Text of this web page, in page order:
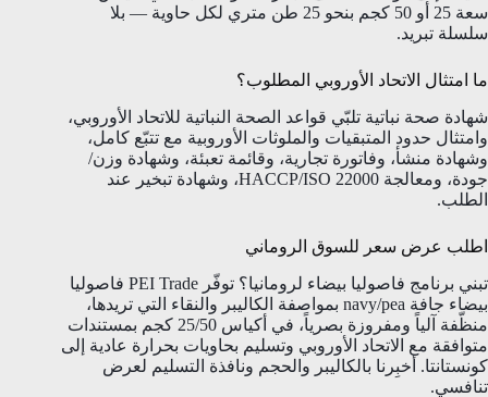
سعة 25 أو 50 كجم بنحو 25 طن متري لكل حاوية — بلا
سلسلة تبريد.
ما امتثال الاتحاد الأوروبي المطلوب؟
شهادة صحة نباتية تلبّي قواعد الصحة النباتية للاتحاد الأوروبي،
وامتثال حدود المتبقيات والملوثات الأوروبية مع تتبّع كامل،
وشهادة منشأ، وفاتورة تجارية، وقائمة تعبئة، وشهادة وزن/
جودة، ومعالجة HACCP/ISO 22000، وشهادة تبخير عند
الطلب.
اطلب عرض سعر للسوق الروماني
تبني برنامج فاصوليا بيضاء لرومانيا؟ توفّر PEI Trade فاصوليا
بيضاء جافة navy/pea بمواصفة الكاليبر والنقاء التي تريدها،
منظّفة آلياً ومفروزة بصرياً، في أكياس 25/50 كجم بمستندات
متوافقة مع الاتحاد الأوروبي وتسليم بحاويات بحرارة عادية إلى
كونستانتا. أخبِرنا بالكاليبر والحجم ونافذة التسليم لعرض
تنافسي.